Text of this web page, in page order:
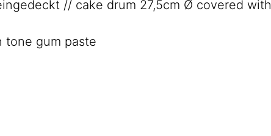
// cake drum 27,5cm Ø covered with
gum paste